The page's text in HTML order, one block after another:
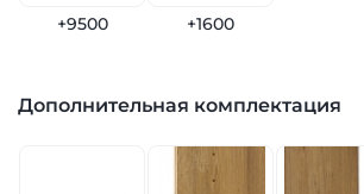
+9500 +1600
Дополнительная комплектация